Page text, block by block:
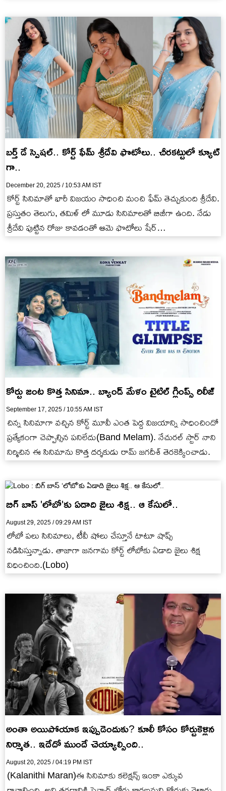
బర్త్ డే స్పెషల్.. కోర్ట్ ఫేమ్ శ్రీదేవి ఫొటోలు.. చీరకట్టులో క్యూట్
గా..
December 20, 2025 / 10:53 AM IST
కోర్ట్ సినిమాతో భారీ విజయం సాధించి మంచి ఫేమ్ తెచ్చుకుంది శ్రీదేవి.
ప్రస్తుతం తెలుగు, తమిళ్ లో మూడు సినిమాలతో బిజీగా ఉంది. నేడు
శ్రీదేవి పుట్టిన రోజు కావడంతో ఆమె ఫొటోలు షేర్…
కోర్టు జంట కొత్త సినిమా.. బ్యాండ్ మేళం టైటిల్ గ్లింప్స్ రిలీజ్
September 17, 2025 / 10:55 AM IST
చిన్న సినిమాగా వచ్చిన కోర్ట్ మూవీ ఎంత పెద్ద విజయాన్ని సాధించిందో
ప్రత్యేకంగా చెప్పాల్సిన పనిలేదు(Band Melam). నేచురల్ స్టార్ నాని
నిర్మిచిన ఈ సినిమాను కొత్త దర్శకుడు రామ్ జగదీశ్ తెరకెక్కించాడు.
బిగ్ బాస్ 'లోబో'కు ఏడాది జైలు శిక్ష.. ఆ కేసులో..
August 29, 2025 / 09:29 AM IST
లోబో పలు సినిమాలు, టీవీ షోలు చేస్తూనే టాటూ షాప్స్
నడిపిస్తున్నాడు. తాజాగా జనగామ కోర్ట్ లోబోకు ఏడాది జైలు శిక్ష
విధించింది.(Lobo)
అంతా అయిపోయాక ఇప్పుడెందుకు? కూలీ కోసం కోర్టుకెళ్లిన
నిర్మాత.. ఇదేదో ముందే చెయ్యాల్సింది..
August 20, 2025 / 04:19 PM IST
(Kalanithi Maran)ఈ సినిమాకు కలెక్షన్స్ ఇంకా ఎక్కువ